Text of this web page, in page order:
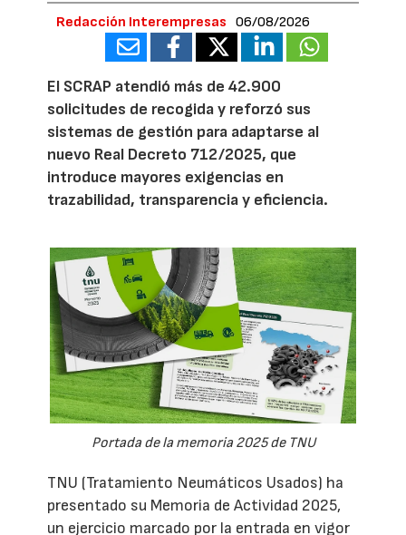
Redacción Interempresas 06/08/2026
El SCRAP atendió más de 42.900
solicitudes de recogida y reforzó sus
sistemas de gestión para adaptarse al
nuevo Real Decreto 712/2025, que
introduce mayores exigencias en
trazabilidad, transparencia y eficiencia.
Portada de la memoria 2025 de TNU
TNU (Tratamiento Neumáticos Usados) ha
presentado su Memoria de Actividad 2025,
un ejercicio marcado por la entrada en vigor